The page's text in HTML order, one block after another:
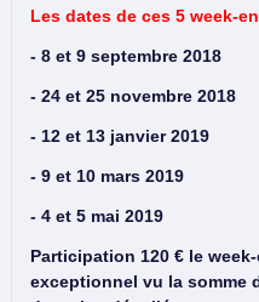
Les dates de ces 5 week-
- 8 et 9 septembre 2018
- 24 et 25 novembre 2018
- 12 et 13 janvier 2019
- 9 et 10 mars 2019
- 4 et 5 mai 2019
Participation 120 € le
exceptionnel vu la somme